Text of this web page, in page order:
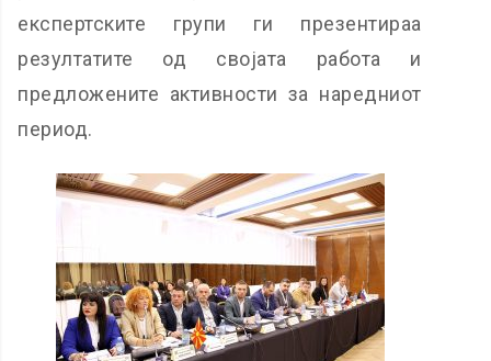
експертските групи ги презентираа
резултатите од својата работа и
предложените активности за наредниот
период.